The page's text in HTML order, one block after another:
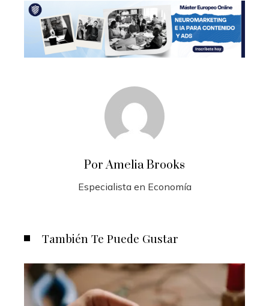
Por Amelia Brooks
Especialista en Economía
También Te Puede Gustar